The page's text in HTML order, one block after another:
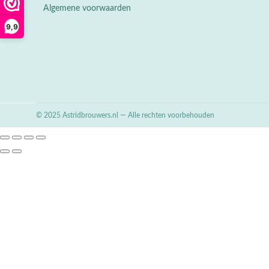
9,9
Algemene voorwaarden
© 2025 Astridbrouwers.nl — Alle rechten voorbehouden